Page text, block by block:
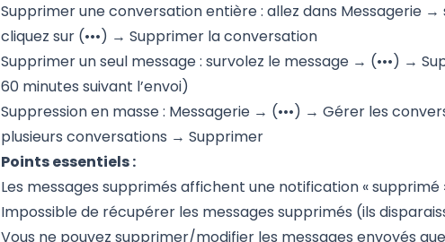
Supprimer une conversation entière : allez dans Messagerie
cliquez sur (•••) → Supprimer la conversation
Supprimer un seul message : survolez le message → (•••) →
60 minutes suivant l’envoi)
Suppression en masse : Messagerie → (•••) → Gérer les
plusieurs conversations → Supprimer
Points essentiels :
Les messages supprimés affichent une notification « supprimé
Impossible de récupérer les messages supprimés (ils
Vous ne pouvez supprimer/modifier les messages envoyés